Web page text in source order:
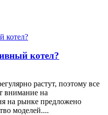
котел?
растут, поэтому все
внимание на
на рынке предложено
моделей....